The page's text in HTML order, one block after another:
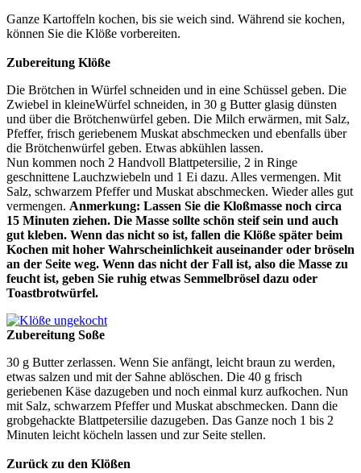
Ganze Kartoffeln kochen, bis sie weich sind. Während sie kochen,
können Sie die Klöße vorbereiten.
Zubereitung Klöße
Die Brötchen in Würfel schneiden und in eine Schüssel geben. Die
Zwiebel in kleineWürfel schneiden, in 30 g Butter glasig dünsten
und über die Brötchenwürfel geben. Die Milch erwärmen, mit Salz,
Pfeffer, frisch geriebenem Muskat abschmecken und ebenfalls über
die Brötchenwürfel geben. Etwas abkühlen lassen.
Nun kommen noch 2 Handvoll Blattpetersilie, 2 in Ringe
geschnittene Lauchzwiebeln und 1 Ei dazu. Alles vermengen. Mit
Salz, schwarzem Pfeffer und Muskat abschmecken. Wieder alles gut
vermengen. Anmerkung: Lassen Sie die Kloßmasse noch circa
15 Minuten ziehen. Die Masse sollte schön steif sein und auch
gut kleben. Wenn das nicht so ist, fallen die Klöße später beim
Kochen mit hoher Wahrscheinlichkeit auseinander oder bröseln
an der Seite weg. Wenn das nicht der Fall ist, also die Masse zu
feucht ist, geben Sie ruhig etwas Semmelbrösel dazu oder
Toastbrotwürfel.
Zubereitung Soße
30 g Butter zerlassen. Wenn Sie anfängt, leicht braun zu werden,
etwas salzen und mit der Sahne ablöschen. Die 40 g frisch
geriebenen Käse dazugeben und noch einmal kurz aufkochen. Nun
mit Salz, schwarzem Pfeffer und Muskat abschmecken. Dann die
grobgehackte Blattpetersilie dazugeben. Das Ganze noch 1 bis 2
Minuten leicht köcheln lassen und zur Seite stellen.
Zurück zu den Klößen